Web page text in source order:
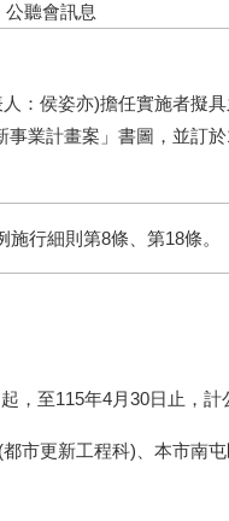
公聽會訊息
：侯姿亦)擔任實施者擬
事業計畫案」書圖，並訂
行細則第8條、第18條。
，至115年4月30日止，計
市更新工程科)、本市南